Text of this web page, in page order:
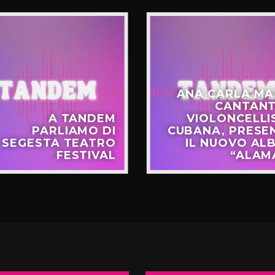
A TANDEM
PARLIAMO DI
SEGESTA TEATRO
FESTIVAL
ANA CARLA
CUBANA,
IL NUOVO